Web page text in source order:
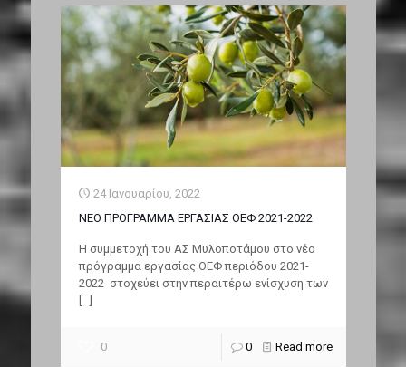
24 Ιανουαρίου, 2022
ΝΕΟ ΠΡΟΓΡΑΜΜΑ ΕΡΓΑΣΙΑΣ ΟΕΦ 2021-2022
Η συμμετοχή του ΑΣ Μυλοποτάμου στο νέο
πρόγραμμα εργασίας ΟΕΦ περιόδου 2021-
2022 στοχεύει στην περαιτέρω ενίσχυση των
[…]
0 0 Read more